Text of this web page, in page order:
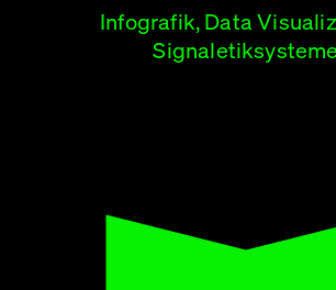
Infografik, Data
Signaletiksysteme